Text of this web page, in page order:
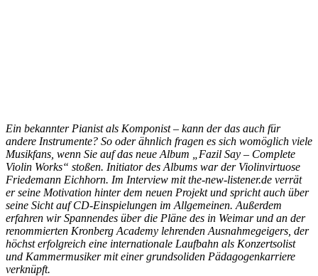
Ein bekannter Pianist als Komponist – kann der das auch für
andere Instrumente? So oder ähnlich fragen es sich womöglich viele
Musikfans, wenn Sie auf das neue Album „Fazil Say – Complete
Violin Works“ stoßen. Initiator des Albums war der Violinvirtuose
Friedemann Eichhorn. Im Interview mit the-new-listener.de verrät
er seine Motivation hinter dem neuen Projekt und spricht auch über
seine Sicht auf CD-Einspielungen im Allgemeinen. Außerdem
erfahren wir Spannendes über die Pläne des in Weimar und an der
renommierten Kronberg Academy lehrenden Ausnahmegeigers, der
höchst erfolgreich eine internationale Laufbahn als Konzertsolist
und Kammermusiker mit einer grundsoliden Pädagogenkarriere
verknüpft.